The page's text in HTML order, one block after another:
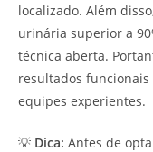
localizado. Além
urinária superior a
técnica aberta.
resultados
equipes experientes.
💡 Dica: Antes de